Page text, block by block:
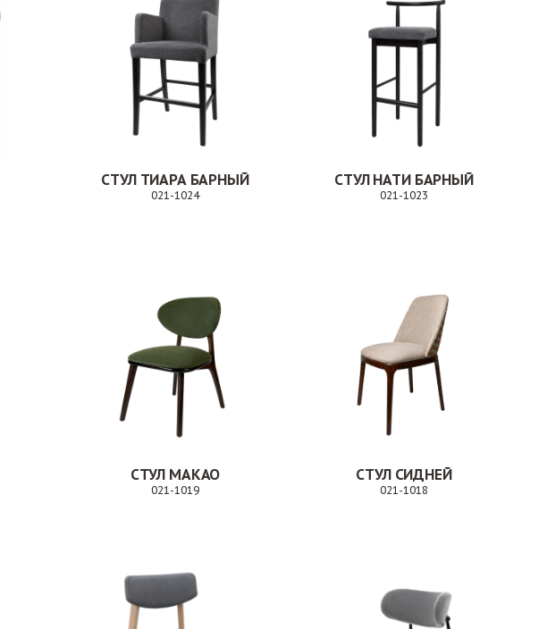
СТУЛ ТИАРА БАРНЫЙ
021-1024
СТУЛ НАТИ БАРНЫЙ
021-1023
СТУЛ МАКАО
021-1019
СТУЛ СИДНЕЙ
021-1018